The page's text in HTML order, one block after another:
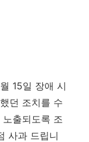
15일 장애 시
던 조치를 수
출되도록 조
사과 드립니